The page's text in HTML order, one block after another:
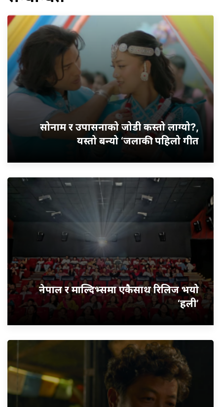
सोनाम र उपासनाको जोडी कस्तो लाग्यो?,
यस्तो बन्यो ‘जलाकी’ पहिलो गीत
नेपाल र माल्दिभ्समा एकैसाथ रिलिज भयो
‘हली’